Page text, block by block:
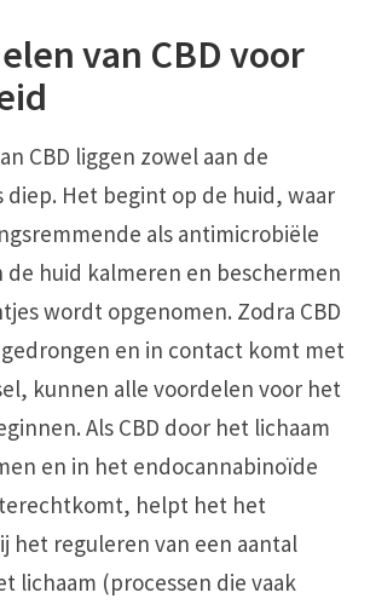
van CBD voor
CBD liggen zowel aan de
diep. Het begint op de huid, waar
als antimicrobiële
de huid kalmeren en beschermen
wordt opgenomen. Zodra CBD
en in contact komt met
kunnen alle voordelen voor het
Als CBD door het lichaam
en in het endocannabinoïde
terechtkomt, helpt het het
het reguleren van een aantal
lichaam (processen die vaak